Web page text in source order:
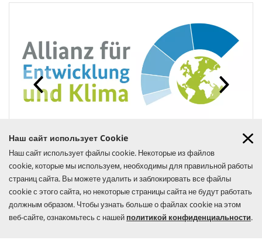
Наш сайт использует Cookie
Наш сайт использует файлы cookie. Некоторые из файлов
cookie, которые мы используем, необходимы для правильной работы
страниц сайта. Вы можете удалить и заблокировать все файлы
cookie с этого сайта, но некоторые страницы сайта не будут работать
должным образом. Чтобы узнать больше о файлах cookie на этом
веб-сайте, ознакомьтесь с нашей политикой конфиденциальности.
Альянс за развитие и климат
Компания Kärcher является официальным спонсором «Allianz für
Entwicklung und Klima» (Альянс за развитие и климат), созданного
по инициативе Федерального министерства экономического
сотрудничества и развития (BMZ). Цель организации заключается в
содействии развитию и одновременной защите от климатических
изменений.